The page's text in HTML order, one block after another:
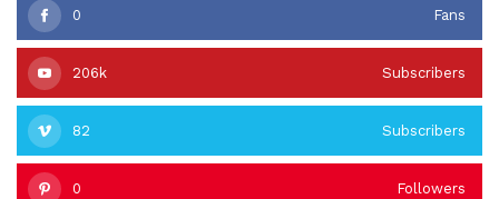
0 Fans
206k Subscribers
82 Subscribers
0 Followers